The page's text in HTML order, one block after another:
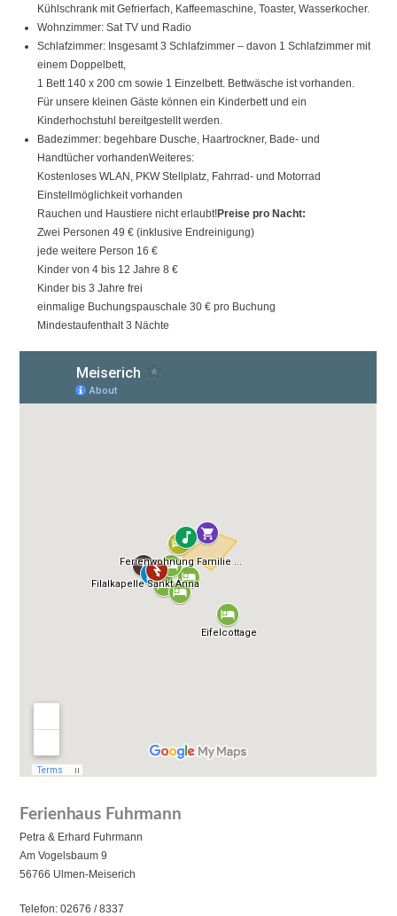
Kühlschrank mit Gefrierfach, Kaffeemaschine, Toaster, Wasserkocher.
Wohnzimmer: Sat TV und Radio
Schlafzimmer: Insgesamt 3 Schlafzimmer – davon 1 Schlafzimmer mit
einem Doppelbett,
1 Bett 140 x 200 cm sowie 1 Einzelbett. Bettwäsche ist vorhanden.
Für unsere kleinen Gäste können ein Kinderbett und ein
Kinderhochstuhl bereitgestellt werden.
Badezimmer: begehbare Dusche, Haartrockner, Bade- und
Handtücher vorhandenWeiteres:
Kostenloses WLAN, PKW Stellplatz, Fahrrad- und Motorrad
Einstellmöglichkeit vorhanden
Rauchen und Haustiere nicht erlaubt!Preise pro Nacht:
Zwei Personen 49 € (inklusive Endreinigung)
jede weitere Person 16 €
Kinder von 4 bis 12 Jahre 8 €
Kinder bis 3 Jahre frei
einmalige Buchungspauschale 30 € pro Buchung
Mindestaufenthalt 3 Nächte
Ferienhaus Fuhrmann
Petra & Erhard Fuhrmann
Am Vogelsbaum 9
56766 Ulmen-Meiserich
Telefon: 02676 / 8337